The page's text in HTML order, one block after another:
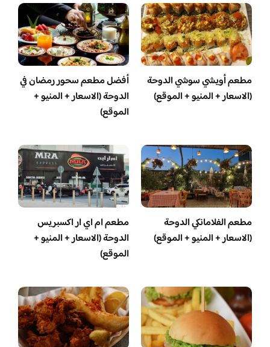
مطعم أويشي سوشي الدوحة
(الاسعار + المنيو + الموقع)
أفضل مطعم سحور رمضان في
الدوحة (الاسعار + المنيو +
الموقع)
مطعم الفلامانكي الدوحة
(الاسعار + المنيو + الموقع)
مطعم ام اي ار اكسبريس
الدوحة (الاسعار + المنيو +
الموقع)